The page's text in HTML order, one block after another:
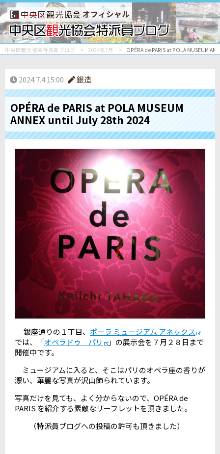
オフィシャル
中央区観光協会特派員ブログ 2024年7月 OPÉRA de PARIS at POLA MUSEUM
2024.7.4 15:00 銀造
OPÉRA de PARIS at POLA MUSEUM
ANNEX until July 28th 2024
銀座通りの１丁目、 ポーラ ミュージアム アネックス
では、「オペラドゥ パリ
」の展示会を７月２８日まで
開催中です。
ミュージアムに入ると、そこはパリのオペラ座の香りが
漂い、華麗な写真が沢山飾られています。
写真だけを見ても、よく分からないので、OPÉRA de
PARIS を紹介する素敵なリーフレットを頂きました。
（特派員ブログへの投稿の許可も頂きました）